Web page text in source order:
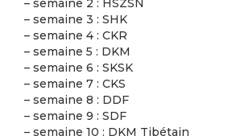
– semaine 2 : HSZSN
– semaine 3 : SHK
– semaine 4 : CKR
– semaine 5 : DKM
– semaine 6 : SKSK
– semaine 7 : CKS
– semaine 8 : DDF
– semaine 9 : SDF
– semaine 10 : DKM Tibétain